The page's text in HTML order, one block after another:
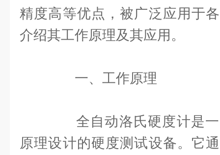
精度高等优点，被广泛应用于
介绍其工作原理及其应用。
一、工作原理
全自动洛氏硬度计是一
原理设计的硬度测试设备。它